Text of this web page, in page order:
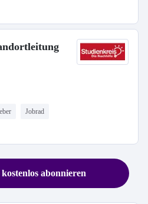
Jobrad
abonnieren